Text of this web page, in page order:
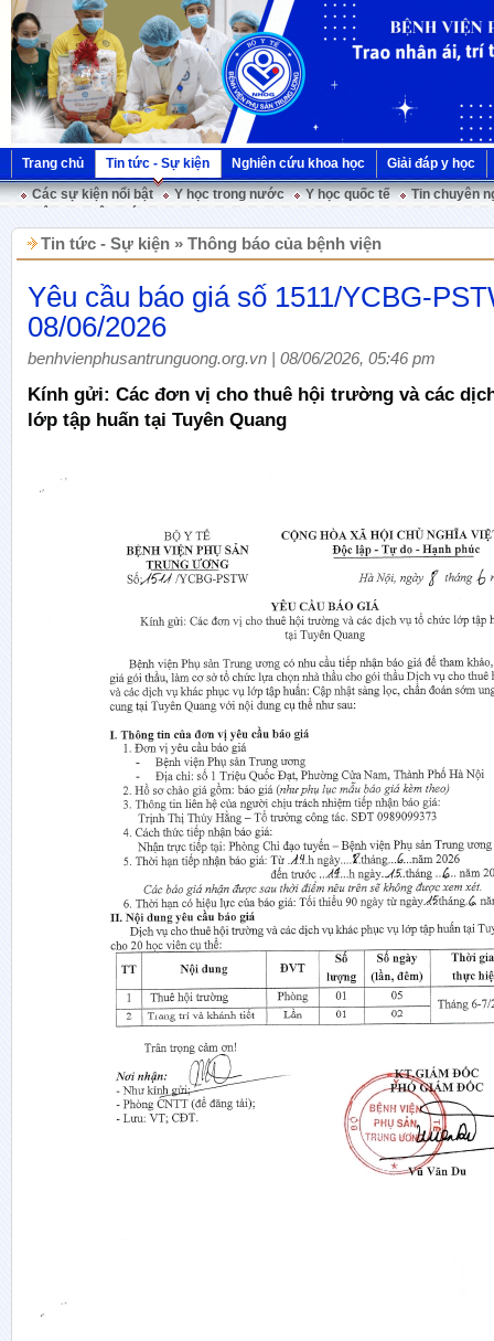
Trang chủ Tin tức - Sự kiện Nghiên cứu khoa học
Giải đáp y học
Các sự kiện nổi bật
Y học trong nước Y học quốc tế
Tin chuyên
Tin tức - Sự kiện » Thông báo của bệnh viện
Yêu cầu báo giá số 1511/YCBG-
08/06/2026
benhvienphusantrunguong.org.vn | 08/06/2026, 05:46 pm
Kính gửi: Các đơn vị cho thuê hội trường và các
lớp tập huấn tại Tuyên Quang